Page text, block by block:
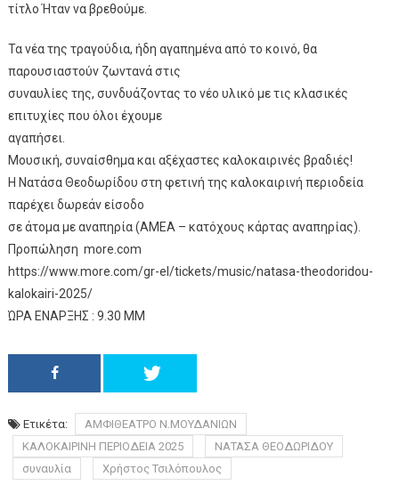
τίτλο Ήταν να βρεθούμε.
Τα νέα της τραγούδια, ήδη αγαπημένα από το κοινό, θα
παρουσιαστούν ζωντανά στις
συναυλίες της, συνδυάζοντας το νέο υλικό με τις κλασικές
επιτυχίες που όλοι έχουμε
αγαπήσει.
Μουσική, συναίσθημα και αξέχαστες καλοκαιρινές βραδιές!
Η Νατάσα Θεοδωρίδου στη φετινή της καλοκαιρινή περιοδεία
παρέχει δωρεάν είσοδο
σε άτομα με αναπηρία (ΑΜΕΑ – κατόχους κάρτας αναπηρίας).
Προπώληση more.com
https://www.more.com/gr-el/tickets/music/natasa-theodoridou-
kalokairi-2025/
ΏΡΑ ΕΝΑΡΞΗΣ : 9.30 ΜΜ
Ετικέτα:
ΑΜΦΙΘΕΑΤΡΟ Ν.ΜΟΥΔΑΝΙΩΝ
ΚΑΛΟΚΑΙΡΙΝΗ ΠΕΡΙΟΔΕΙΑ 2025
ΝΑΤΑΣΑ ΘΕΟΔΩΡΙΔΟΥ
συναυλία
Χρήστος Τσιλόπουλος